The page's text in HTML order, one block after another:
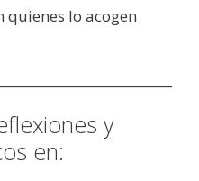
quienes lo acogen
y
en: